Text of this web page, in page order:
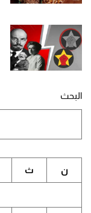
البحث
ن ث